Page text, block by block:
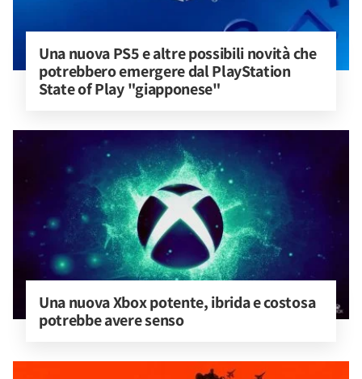
Una nuova PS5 e altre possibili novità che
potrebbero emergere dal PlayStation
State of Play "giapponese"
Una nuova Xbox potente, ibrida e costosa
potrebbe avere senso